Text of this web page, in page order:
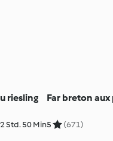
riesling
2 Std. 50 Min
Far breton
5 (671)